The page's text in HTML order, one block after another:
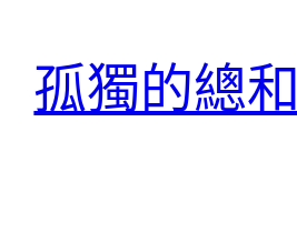
孤獨的總和